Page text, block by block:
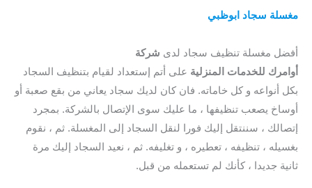
مغسلة سجاد ابوظبي
أفضل مغسلة تنظيف سجاد لدى شركة
أوامرك للخدمات المنزلية على أتم إستعداد لقيام بتنظيف السجاد
بكل أنواعه و كل خاماته. فان كان لديك سجاد يعاني من بقع صعبة أو
أوساخ يصعب تنظيفها ، ما عليك سوى الإتصال بالشركة. بمجرد
إتصالك ، سننتقل إليك فورا لنقل السجاد إلى المغسلة. ثم ، نقوم
بغسيله ، تنظيفه ، تعطيره ، و تغليفه. ثم ، نعيد السجاد إليك مرة
ثانية جديدا ، كأنك لم تستعمله من قبل.